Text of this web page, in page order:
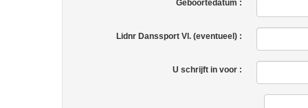
Geboortedatum :
Lidnr Danssport Vl. (eventueel) :
U schrijft in voor :